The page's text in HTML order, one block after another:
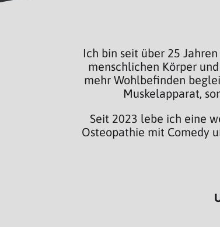
Ich bin seit über 25
menschlichen Körper
mehr Wohlbefinden
Muskelapparat,
Seit 2023 lebe ich eine
Osteopathie mit Comedy